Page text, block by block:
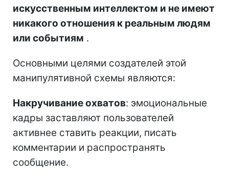
искусственным интеллектом и не имеют
никакого отношения к реальным людям
или событиям .
Основными целями создателей этой
манипулятивной схемы являются:
Накручивание охватов: эмоциональные
кадры заставляют пользователей
активнее ставить реакции, писать
комментарии и распространять
сообщение.